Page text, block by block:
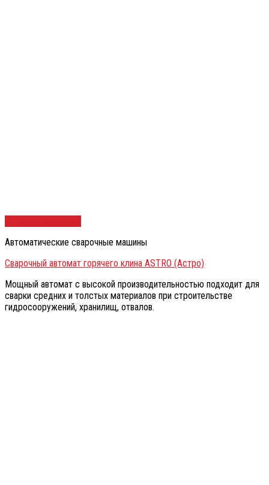
Автоматические сварочные машины
Сварочный автомат горячего клина ASTRO (Астро)
Мощный автомат с высокой производительностью подходит для
сварки средних и толстых материалов при строительстве
гидросооружений, хранилищ, отвалов.